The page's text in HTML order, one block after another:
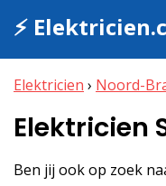
⚡
Elektricien › Noord-
Elektricien
Ben jij ook op zoek